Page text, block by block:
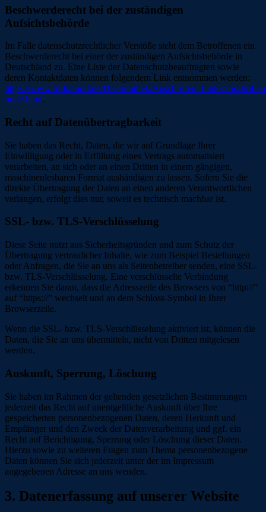
Beschwerderecht bei der zuständigen
Aufsichtsbehörde
Im Falle datenschutzrechtlicher Verstöße steht dem Betroffenen ein
Beschwerderecht bei einer der zuständigen Aufsichtsbehörde in
Deutschland zu. Eine Liste der Datenschutzbeauftragten sowie
deren Kontaktdaten können folgendem Link entnommen werden:
https://www.bfdi.bund.de/DE/Infothek/Anschriften_Links/
node.html.
Recht auf Datenübertragbarkeit
Sie haben das Recht, Daten, die wir auf Grundlage Ihrer
Einwilligung oder in Erfüllung eines Vertrags automatisiert
verarbeiten, an sich oder an einen Dritten in einem gängigen,
maschinenlesbaren Format aushändigen zu lassen. Sofern Sie die
direkte Übertragung der Daten an einen anderen Verantwortlichen
verlangen, erfolgt dies nur, soweit es technisch machbar ist.
SSL- bzw. TLS-Verschlüsselung
Diese Seite nutzt aus Sicherheitsgründen und zum Schutz der
Übertragung vertraulicher Inhalte, wie zum Beispiel Bestellungen
oder Anfragen, die Sie an uns als Seitenbetreiber senden, eine SSL-
bzw. TLS-Verschlüsselung. Eine verschlüsselte Verbindung
erkennen Sie daran, dass die Adresszeile des Browsers von “http://”
auf “https://” wechselt und an dem Schloss-Symbol in Ihrer
Browserzeile.
Wenn die SSL- bzw. TLS-Verschlüsselung aktiviert ist, können die
Daten, die Sie an uns übermitteln, nicht von Dritten mitgelesen
werden.
Auskunft, Sperrung, Löschung
Sie haben im Rahmen der geltenden gesetzlichen Bestimmungen
jederzeit das Recht auf unentgeltliche Auskunft über Ihre
gespeicherten personenbezogenen Daten, deren Herkunft und
Empfänger und den Zweck der Datenverarbeitung und ggf. ein
Recht auf Berichtigung, Sperrung oder Löschung dieser Daten.
Hierzu sowie zu weiteren Fragen zum Thema personenbezogene
Daten können Sie sich jederzeit unter der im Impressum
angegebenen Adresse an uns wenden.
3. Datenerfassung auf unserer Website